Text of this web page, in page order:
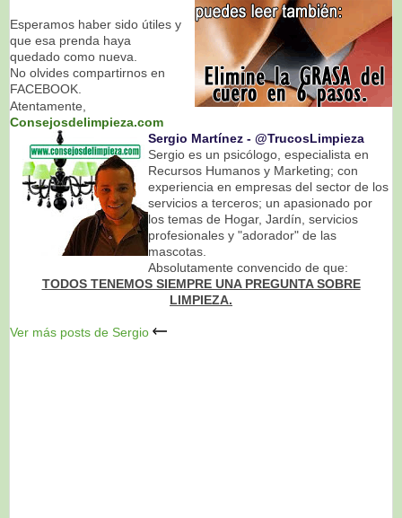
Esperamos haber sido útiles y
que esa prenda haya
quedado como nueva.
No olvides compartirnos en
FACEBOOK.
Atentamente,
Consejosdelimpieza.com
Sergio Martínez ‐ @TrucosLimpieza
Sergio es un psicólogo, especialista en
Recursos Humanos y Marketing; con
experiencia en empresas del sector de los
servicios a terceros; un apasionado por
los temas de Hogar, Jardín, servicios
profesionales y "adorador" de las
mascotas.
Absolutamente convencido de que:
TODOS TENEMOS SIEMPRE UNA PREGUNTA SOBRE
LIMPIEZA.
Ver más posts de Sergio